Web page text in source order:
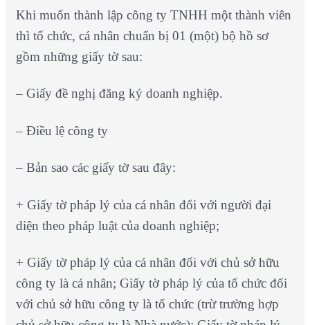
Khi muốn thành lập công ty TNHH một thành viên
thì tổ chức, cá nhân chuẩn bị 01 (một) bộ hồ sơ
gồm những giấy tờ sau:
– Giấy đề nghị đăng ký doanh nghiệp.
– Điều lệ công ty
– Bản sao các giấy tờ sau đây:
+ Giấy tờ pháp lý của cá nhân đối với người đại
diện theo pháp luật của doanh nghiệp;
+ Giấy tờ pháp lý của cá nhân đối với chủ sở hữu
công ty là cá nhân; Giấy tờ pháp lý của tổ chức đối
với chủ sở hữu công ty là tổ chức (trừ trường hợp